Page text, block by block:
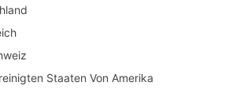
Staaten Von Amerika